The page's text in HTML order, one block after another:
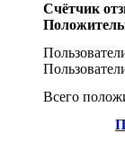
Счётчик
Всего